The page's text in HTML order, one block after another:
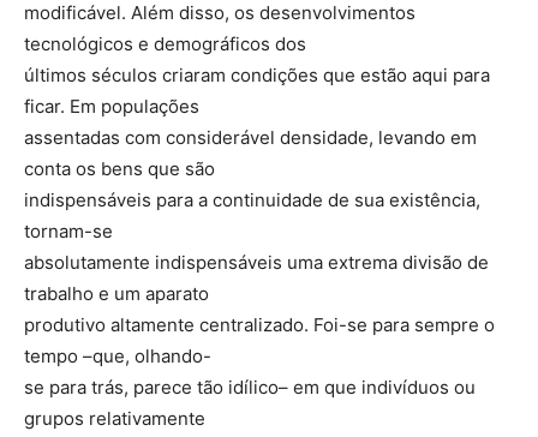
modificável. Além disso, os desenvolvimentos
tecnológicos e demográficos dos
últimos séculos criaram condições que estão aqui para
ficar. Em populações
assentadas com considerável densidade, levando em
conta os bens que são
indispensáveis para a continuidade de sua existência,
tornam-se
absolutamente indispensáveis uma extrema divisão de
trabalho e um aparato
produtivo altamente centralizado. Foi-se para sempre o
tempo –que, olhando-
se para trás, parece tão idílico– em que indivíduos ou
grupos relativamente